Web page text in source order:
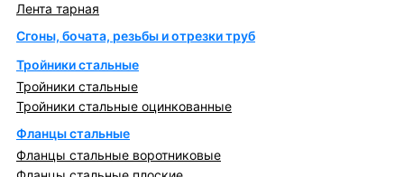
Лента тарная
Сгоны, бочата, резьбы и отрезки труб
Тройники стальные
Тройники стальные
Тройники стальные оцинкованные
Фланцы стальные
Фланцы стальные воротниковые